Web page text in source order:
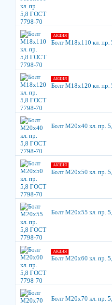
АКЦИЯ
Болт М18х110 кл.
АКЦИЯ
Болт М18х120 кл.
Болт М20х40 кл. пр.
АКЦИЯ
Болт М20х50 кл. пр.
Болт М20х55 кл. пр.
АКЦИЯ
Болт М20х60 кл. пр.
Болт М20х70 кл. пр.